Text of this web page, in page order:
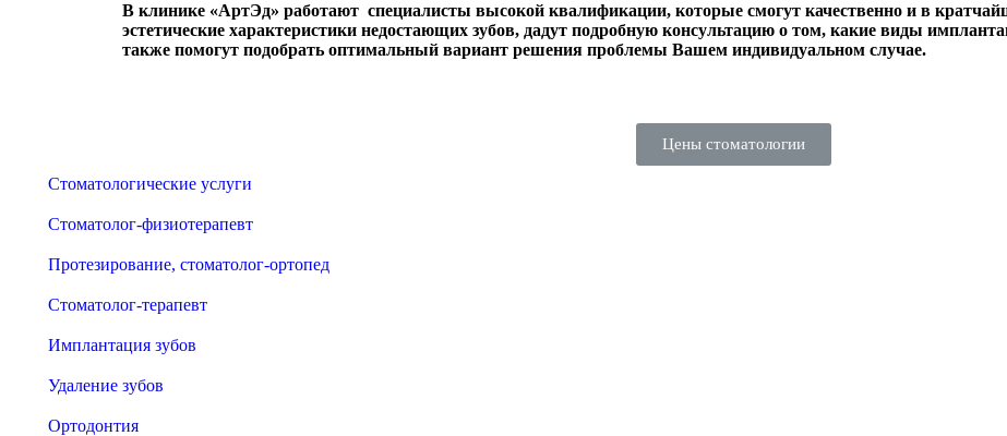
В клинике «АртЭд» работают специалисты высокой квалификации, которые смогут качественно и в
эстетические характеристики недостающих зубов, дадут подробную консультацию о том, какие виды
также помогут подобрать оптимальный вариант решения проблемы Вашем индивидуальном случае.
Цены стоматологии
Стоматологические услуги
Стоматолог-физиотерапевт
Протезирование, стоматолог-ортопед
Стоматолог-терапевт
Имплантация зубов
Удаление зубов
Ортодонтия